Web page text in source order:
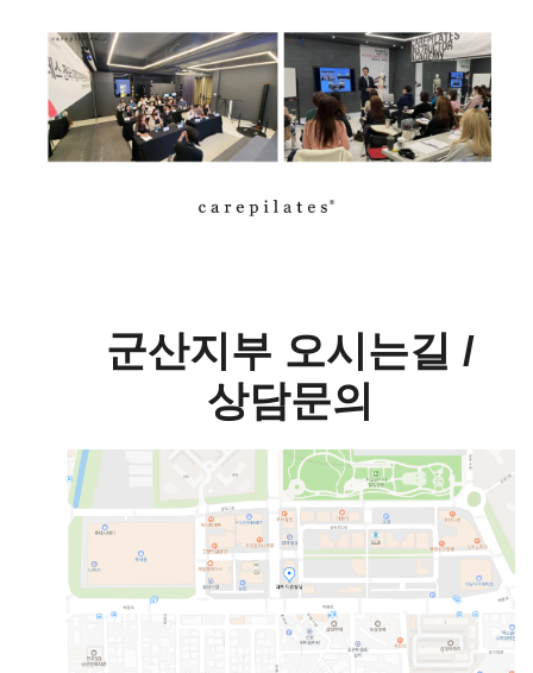
군산지부 오시는길 /
상담문의